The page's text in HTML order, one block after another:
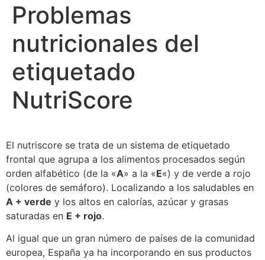
Problemas
nutricionales del
etiquetado
NutriScore
El nutriscore se trata de un sistema de etiquetado
frontal que agrupa a los alimentos procesados según
orden alfabético (de la «A» a la «E«) y de verde a rojo
(colores de semáforo). Localizando a los saludables en
A + verde y los altos en calorías, azúcar y grasas
saturadas en E + rojo.
Al igual que un gran número de países de la comunidad
europea, España ya ha incorporando en sus productos